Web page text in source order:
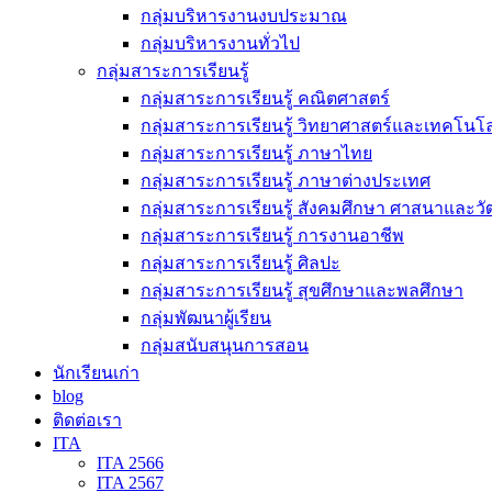
กลุ่มบริหารงานงบประมาณ
กลุ่มบริหารงานทั่วไป
กลุ่มสาระการเรียนรู้
กลุ่มสาระการเรียนรู้ คณิตศาสตร์
กลุ่มสาระการเรียนรู้ วิทยาศาสตร์และเทคโนโ
กลุ่มสาระการเรียนรู้ ภาษาไทย
กลุ่มสาระการเรียนรู้ ภาษาต่างประเทศ
กลุ่มสาระการเรียนรู้ สังคมศึกษา ศาสนาและ
กลุ่มสาระการเรียนรู้ การงานอาชีพ
กลุ่มสาระการเรียนรู้ ศิลปะ
กลุ่มสาระการเรียนรู้ สุขศึกษาและพลศึกษา
กลุ่มพัฒนาผู้เรียน
กลุ่มสนับสนุนการสอน
นักเรียนเก่า
blog
ติดต่อเรา
ITA
ITA 2566
ITA 2567